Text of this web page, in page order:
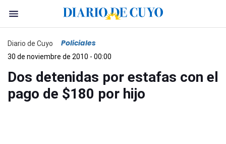
Diario de Cuyo Policiales
30 de noviembre de 2010 - 00:00
Dos detenidas por estafas con el
pago de $180 por hijo